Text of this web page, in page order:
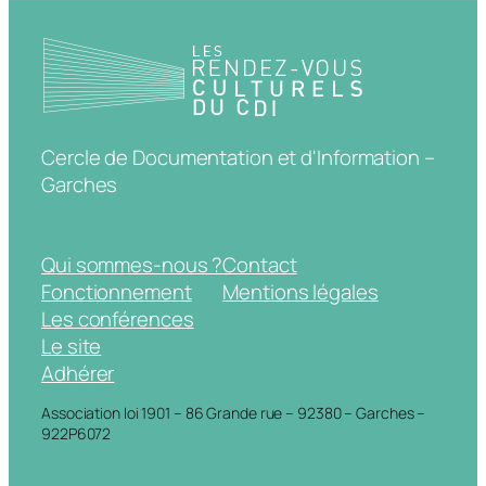
Cercle de Documentation et d'Information –
Garches
Qui sommes-nous ?
Fonctionnement
Les conférences
Le site
Adhérer
Contact
Mentions légales
Association loi 1901 – 86 Grande rue – 92380 – Garches –
922P6072